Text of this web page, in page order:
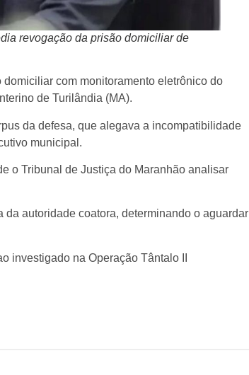
revogação da prisão domiciliar de
domiciliar com monitoramento eletrônico do
de Turilândia (MA).
da defesa, que alegava a incompatibilidade
municipal.
o Tribunal de Justiça do Maranhão analisar
autoridade coatora, determinando o aguardar
investigado na Operação Tântalo II